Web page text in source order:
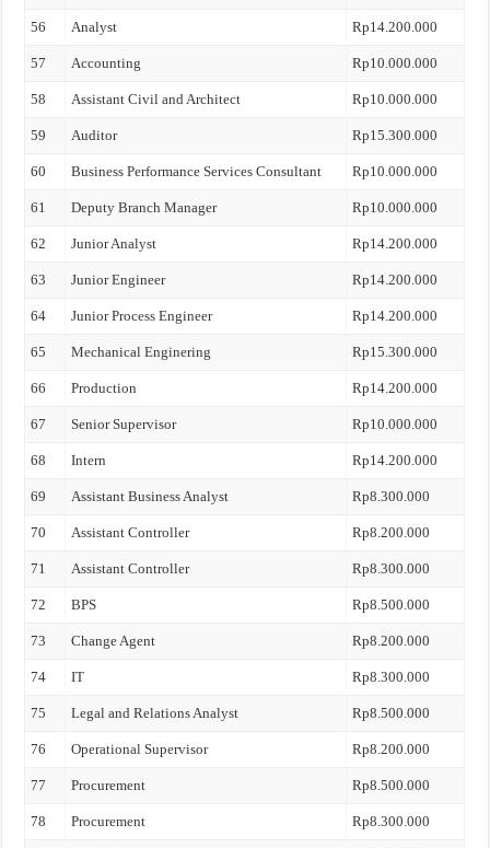
56 Analyst Rp14.200.000
57 Accounting Rp10.000.000
58 Assistant Civil and Architect Rp10.000.000
59 Auditor Rp15.300.000
60 Business Performance Services Consultant Rp10.000.000
61 Deputy Branch Manager Rp10.000.000
62 Junior Analyst Rp14.200.000
63 Junior Engineer Rp14.200.000
64 Junior Process Engineer Rp14.200.000
65 Mechanical Enginering Rp15.300.000
66 Production Rp14.200.000
67 Senior Supervisor Rp10.000.000
68 Intern Rp14.200.000
69 Assistant Business Analyst Rp8.300.000
70 Assistant Controller Rp8.200.000
71 Assistant Controller Rp8.300.000
72 BPS Rp8.500.000
73 Change Agent Rp8.200.000
74 IT Rp8.300.000
75 Legal and Relations Analyst Rp8.500.000
76 Operational Supervisor Rp8.200.000
77 Procurement Rp8.500.000
78 Procurement Rp8.300.000